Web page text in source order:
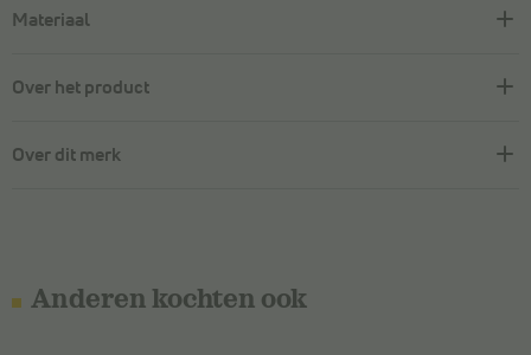
Materiaal
Over het product
Over dit merk
Anderen kochten ook